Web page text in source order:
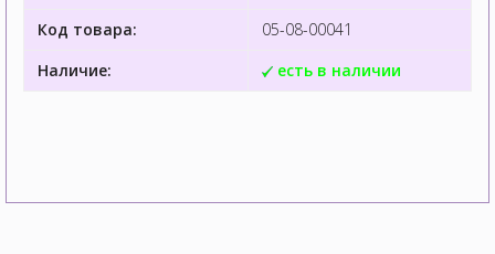
Код товара:
05-08-00041
Наличие:
есть в наличии